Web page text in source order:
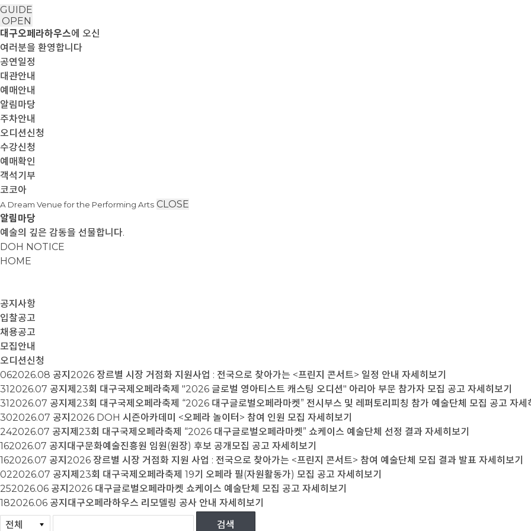
GUIDE
OPEN
대구오페라하우스에 오신
여러분을 환영합니다
공연일정
대관안내
예매안내
알림마당
주차안내
오디션신청
수강신청
예매확인
객석기부
코코아
A Dream Venue for the Performing Arts CLOSE
알림마당
예술의 깊은 감동을 선물합니다.
DOH NOTICE
HOME
공지사항
입찰공고
채용공고
모집안내
오디션신청
062026.08 공지 2026 장르별 시장 거점화 지원사업 : 전국으로 찾아가는 <프린지 콘서트> 일정 안내 자세히보기
312026.07 공지 제23회 대구국제오페라축제 "2026 글로벌 영아티스트 캐스팅 오디션" 아리아 부문 참가자 모집 공고 자세히보기
312026.07 공지 제23회 대구국제오페라축제 “2026 대구글로벌오페라마켓” 전시부스 및 레퍼토리피칭 참가 예술단체 모집 공고 자세
302026.07 공지 2026 DOH 시즌아카데미 <오페라 놀이터> 참여 인원 모집 자세히보기
242026.07 공지 제23회 대구국제오페라축제 “2026 대구글로벌오페라마켓” 쇼케이스 예술단체 선정 결과 자세히보기
162026.07 공지 대구문화예술진흥원 임원(원장) 후보 공개모집 공고 자세히보기
162026.07 공지 2026 장르별 시장 거점화 지원 사업 : 전국으로 찾아가는 <프린지 콘서트> 참여 예술단체 모집 결과 발표 자세히보기
022026.07 공지 제23회 대구국제오페라축제 19기 오페라 필(자원활동가) 모집 공고 자세히보기
252026.06 공지 2026 대구글로벌오페라마켓 쇼케이스 예술단체 모집 공고 자세히보기
182026.06 공지 대구오페라하우스 리모델링 공사 안내 자세히보기